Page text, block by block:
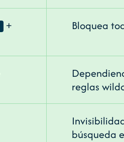
+ Bloquea
reglas
búsqueda